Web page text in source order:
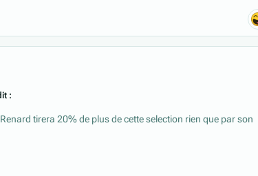
:
tirera 20% de plus de cette selection rien que par son